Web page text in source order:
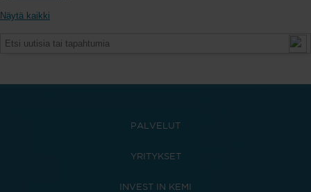
Näytä kaikki
PALVELUT
YRITYKSET
INVEST IN KEMI